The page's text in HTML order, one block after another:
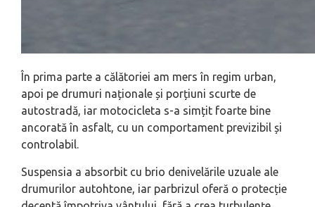
În prima parte a călătoriei am mers în regim urban,
apoi pe drumuri naționale și porțiuni scurte de
autostradă, iar motocicleta s-a simțit foarte bine
ancorată în asfalt, cu un comportament previzibil și
controlabil.
Suspensia a absorbit cu brio denivelările uzuale ale
drumurilor autohtone, iar parbrizul oferă o protecție